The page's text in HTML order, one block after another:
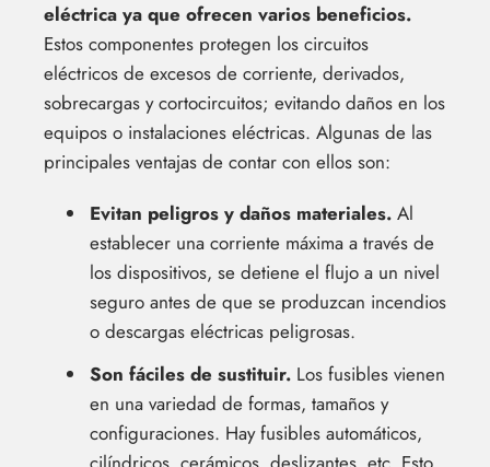
eléctrica ya que ofrecen varios beneficios.
Estos componentes protegen los circuitos
eléctricos de excesos de corriente, derivados,
sobrecargas y cortocircuitos; evitando daños en los
equipos o instalaciones eléctricas. Algunas de las
principales ventajas de contar con ellos son:
Evitan peligros y daños materiales. Al
establecer una corriente máxima a través de
los dispositivos, se detiene el flujo a un nivel
seguro antes de que se produzcan incendios
o descargas eléctricas peligrosas.
Son fáciles de sustituir. Los fusibles vienen
en una variedad de formas, tamaños y
configuraciones. Hay fusibles automáticos,